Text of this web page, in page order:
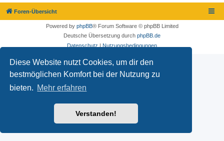
Diese Website nutzt Cookies, um dir den
bestmöglichen Komfort bei der Nutzung zu
bieten. Mehr erfahren
Verstanden!
Foren-Übersicht
Powered by phpBB® Forum Software © phpBB Limited
Deutsche Übersetzung durch phpBB.de
Datenschutz | Nutzungsbedingungen